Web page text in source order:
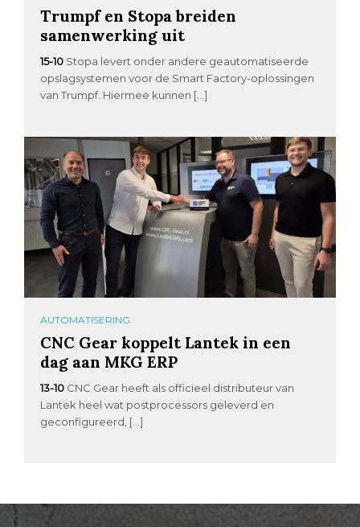
Trumpf en Stopa breiden
samenwerking uit
15-10 Stopa levert onder andere geautomatiseerde
opslagsystemen voor de Smart Factory-oplossingen
van Trumpf. Hiermee kunnen […]
AUTOMATISERING
CNC Gear koppelt Lantek in een
dag aan MKG ERP
13-10 CNC Gear heeft als officieel distributeur van
Lantek heel wat postprocessors geleverd en
geconfigureerd, […]